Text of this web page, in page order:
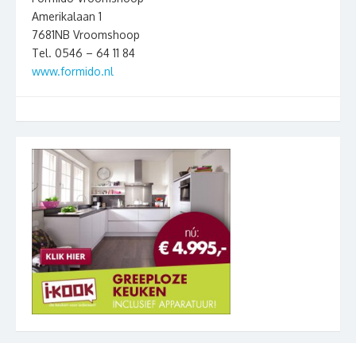
Amerikalaan 1
7681NB Vroomshoop
Tel. 0546 – 64 11 84
www.formido.nl